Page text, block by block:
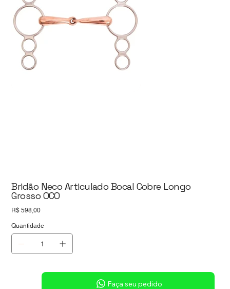
Bridão Neco Articulado Bocal Cobre Longo
Grosso OCO
Preço
R$ 598,00
Quantidade
Sob consulta
Faça seu pedido